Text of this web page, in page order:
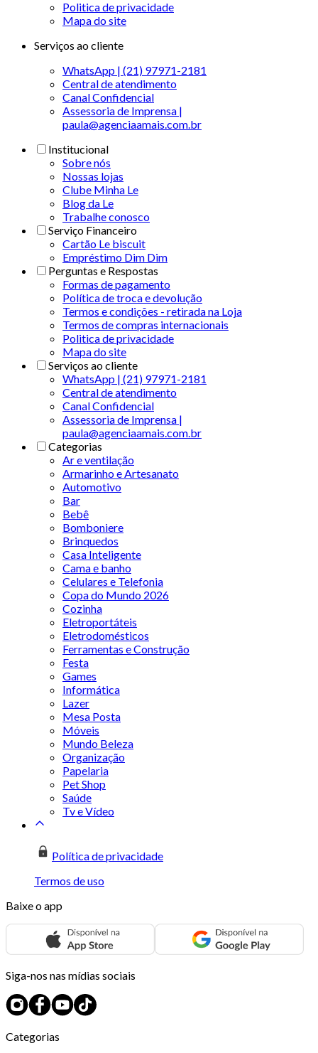
Politica de privacidade
Mapa do site
Serviços ao cliente
WhatsApp | (21) 97971-2181
Central de atendimento
Canal Confidencial
Assessoria de Imprensa |
paula@agenciaamais.com.br
Institucional
Sobre nós
Nossas lojas
Clube Minha Le
Blog da Le
Trabalhe conosco
Serviço Financeiro
Cartão Le biscuit
Empréstimo Dim Dim
Perguntas e Respostas
Formas de pagamento
Política de troca e devolução
Termos e condições - retirada na Loja
Termos de compras internacionais
Politica de privacidade
Mapa do site
Serviços ao cliente
WhatsApp | (21) 97971-2181
Central de atendimento
Canal Confidencial
Assessoria de Imprensa |
paula@agenciaamais.com.br
Categorias
Ar e ventilação
Armarinho e Artesanato
Automotivo
Bar
Bebê
Bomboniere
Brinquedos
Casa Inteligente
Cama e banho
Celulares e Telefonia
Copa do Mundo 2026
Cozinha
Eletroportáteis
Eletrodomésticos
Ferramentas e Construção
Festa
Games
Informática
Lazer
Mesa Posta
Móveis
Mundo Beleza
Organização
Papelaria
Pet Shop
Saúde
Tv e Vídeo
Política de privacidade
Termos de uso
Baixe o app
Siga-nos nas mídias sociais
Categorias